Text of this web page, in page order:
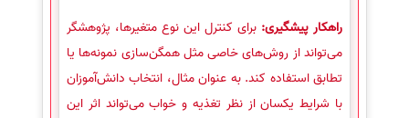
راهکار پیشگیری: برای کنترل این نوع متغیرها، پژوهشگر
می‌تواند از روش‌های خاصی مثل همگن‌سازی نمونه‌ها یا
تطابق استفاده کند. به عنوان مثال، انتخاب دانش‌آموزان
با شرایط یکسان از نظر تغذیه و خواب می‌تواند اثر این